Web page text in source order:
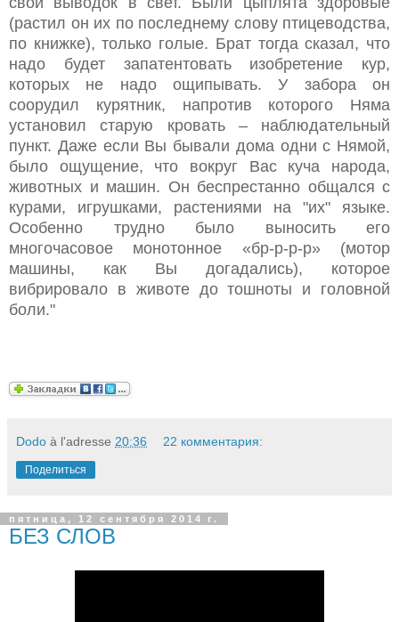
(растил он их по последнему слову птицеводства,
по книжке), только голые. Брат тогда сказал, что
надо будет запатентовать изобретение кур,
которых не надо ощипывать. У забора он
соорудил курятник, напротив которого Няма
установил старую кровать – наблюдательный
пункт. Даже если Вы бывали дома одни с Нямой,
было ощущение, что вокруг Вас куча народа,
животных и машин. Он беспрестанно общался с
курами, игрушками, растениями на "их" языке.
Особенно трудно было выносить его
многочасовое монотонное «бр-р-р-р» (мотор
машины, как Вы догадались), которое
вибрировало в животе до тошноты и головной
боли."
Dodo à l'adresse 20:36 22 комментария:
Поделиться
пятница, 12 сентября 2014 г.
БЕЗ СЛОВ